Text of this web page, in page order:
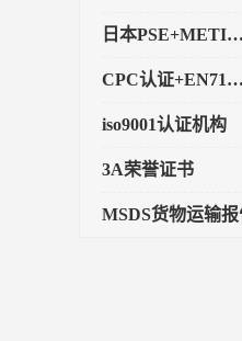
日本PSE+METI备案
CPC认证+EN71玩具认证
iso9001认证机构
3A荣誉证书
MSDS货物运输报